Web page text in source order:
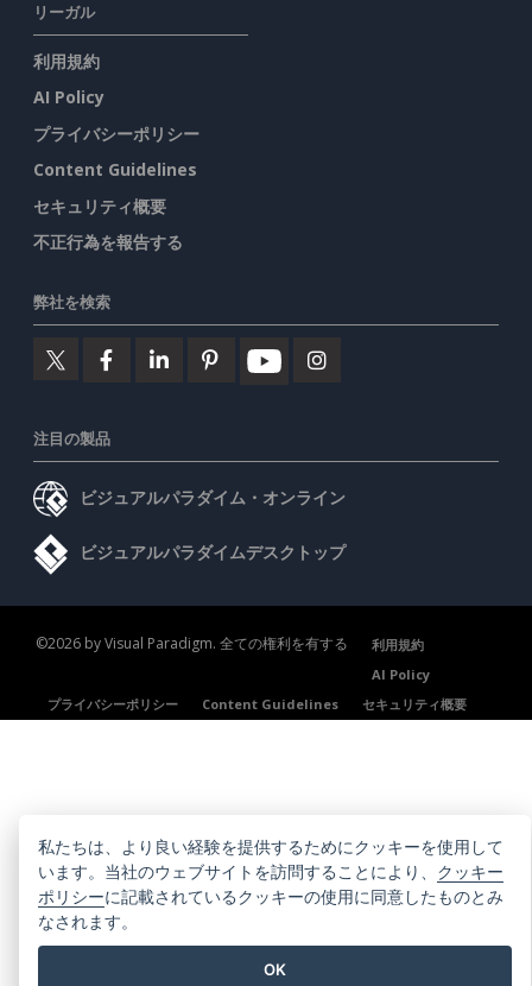
リーガル
利用規約
AI Policy
プライバシーポリシー
Content Guidelines
セキュリティ概要
不正行為を報告する
弊社を検索
注目の製品
ビジュアルパラダイム・オンライン
ビジュアルパラダイムデスクトップ
©2026 by Visual Paradigm. 全ての権利を有する
利用規約
AI Policy
プライバシーポリシー
Content Guidelines セキュリティ概要
私たちは、より良い経験を提供するためにクッキーを使用して
います。当社のウェブサイトを訪問することにより、 クッキー
ポリシーに記載されているクッキーの使用に同意したものとみ
なされます。
OK